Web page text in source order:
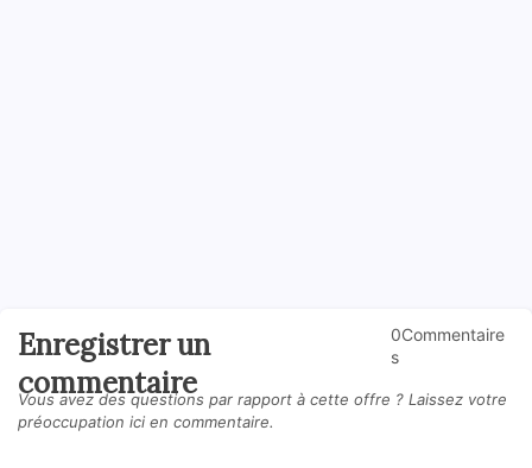
Enregistrer un
commentaire
0Commentaire
s
Vous avez des questions par rapport à cette offre ? Laissez votre
préoccupation ici en commentaire.